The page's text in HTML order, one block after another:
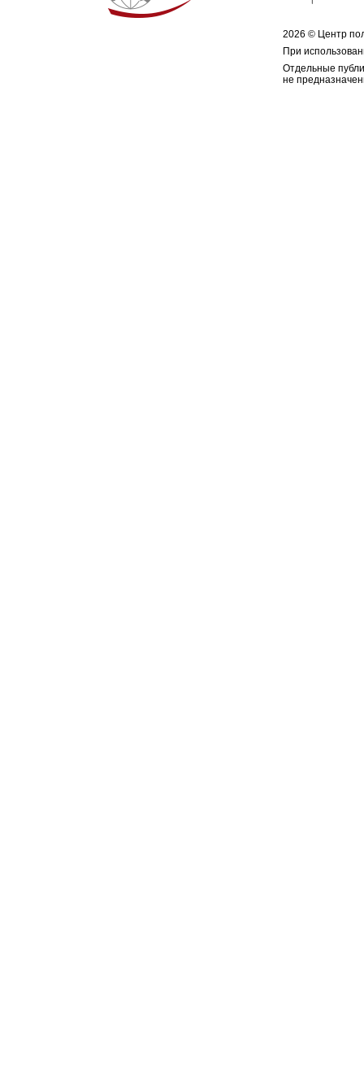
2026 © Центр
При
Отдельные
не